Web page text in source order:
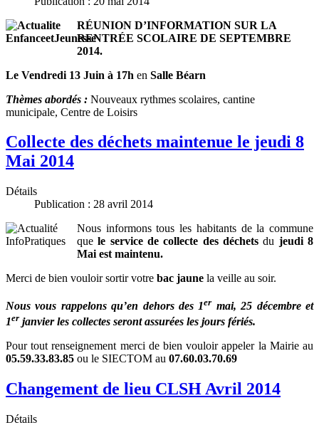
RÉUNION D’INFORMATION SUR LA
RENTRÉE SCOLAIRE DE SEPTEMBRE
2014.
Le Vendredi 13 Juin à 17h en Salle Béarn
Thèmes abordés : Nouveaux rythmes scolaires, cantine
municipale, Centre de Loisirs
Collecte des déchets maintenue le jeudi 8
Mai 2014
Détails
Publication : 28 avril 2014
Nous informons tous les habitants de la commune
quele service de collecte des déchetsdu jeudi 8
Mai est maintenu.
Merci de bien vouloir sortir votre bac jaune la veille au soir.
Nous vous rappelons qu’en dehors des 1er mai, 25 décembre et
1er janvier les collectes seront assurées les jours fériés.
Pour tout renseignement merci de bien vouloir appeler la Mairie au
05.59.33.83.85 ou le SIECTOM au 07.60.03.70.69
Changement de lieu CLSH Avril 2014
Détails